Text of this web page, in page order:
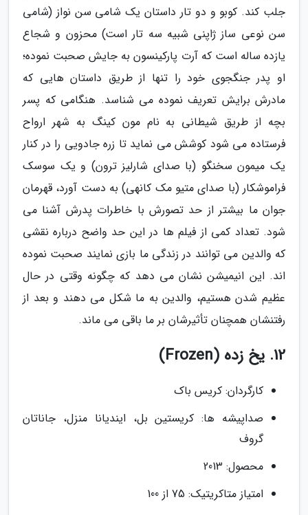
جلب کند. کوبو و دو تار داستان یک شامی سن نواز (شامی
سن نوعی ساز ژاپنی شبیه سه تار است) محزون و شجاع
یازده ساله است که آرت پارکینسون به جایش صحبت نموده؛
او پدر جنگجوی خود را تنها از طریق داستان هایی که
مادرش برایش تعریف نموده می شناسد. هنگامی که پسر
بچه از طریق شیطانی به نام مون کینگ به شهر ارواح
فرستاده می شود کوشش می نماید تا زره جادویی را در کنار
یک میمون سخنگو (با صدای شارلیز ترون) و یک سوسک
فراموشکار (با صدای متیو مک کانهی) به دست آورد، قهرمان
جوان ما بیشتر از حد تصورش با خاطرات پدرش آشنا می
شود. تعداد کمی از فیلم ها در این حد واضح درباره نقشی
که والدین می توانند در زندگی ما بازی نمایند صحبت نموده
اند. این انیمیشن نشان می دهد که چگونه وقتی در حال
عظیم شدن هستیم، والدین به ما شکل می دهند و بعد از
رفتنشان همچنان تأثیرشان بر ما باقی می ماند.
12. یخ زده (Frozen)
کارگردان: کریس باک
صداپیشه ها: کریستین بل، ایندیانا منزل، جاناتان
گروف
محصول: 2013
امتیاز متاکریتیک: 75 از 100